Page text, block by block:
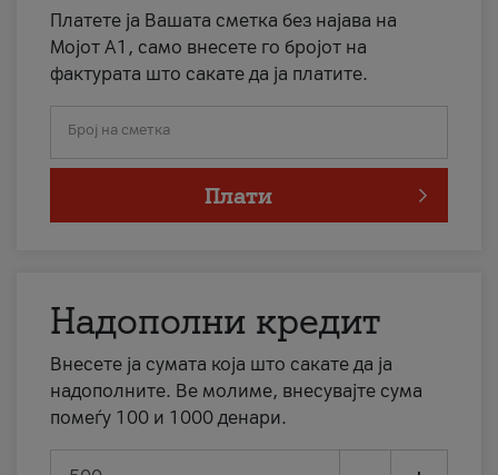
Платете ја Вашата сметка без најава на
Мојот А1, само внесете го бројот на
фактурата што сакате да ја платите.
Број на сметка
Плати
Надополни кредит
Внесете ја сумата која што сакате да ја
надополните. Ве молиме, внесувајте сума
помеѓу 100 и 1000 денари.